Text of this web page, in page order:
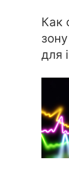
Как
для